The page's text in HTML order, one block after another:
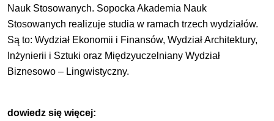
Nauk Stosowanych. Sopocka Akademia Nauk
Stosowanych realizuje studia w ramach trzech wydziałów.
Są to: Wydział Ekonomii i Finansów, Wydział Architektury,
Inżynierii i Sztuki oraz Międzyuczelniany Wydział
Biznesowo – Lingwistyczny.
dowiedz się więcej: